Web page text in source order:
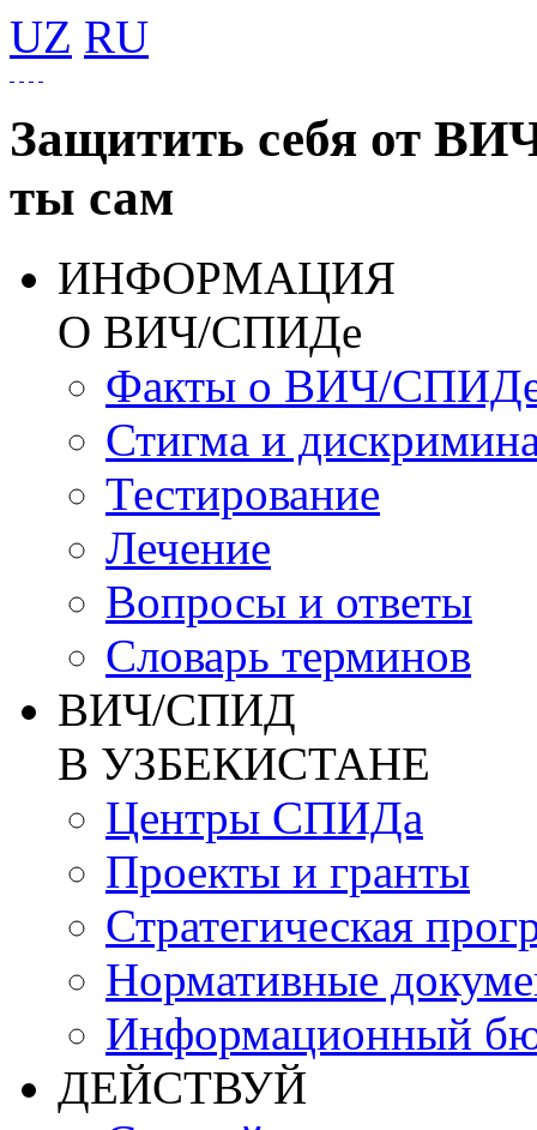
UZ RU
Защитить себя от
ты сам
ИНФОРМАЦИЯ
О ВИЧ/СПИДе
Факты о ВИЧ/
Стигма и
Тестирование
Лечение
Вопросы и ответы
Словарь терминов
ВИЧ/СПИД
В УЗБЕКИСТАНЕ
Центры СПИДа
Проекты и гранты
Стратегическая
Нормативные
Информационный
ДЕЙСТВУЙ